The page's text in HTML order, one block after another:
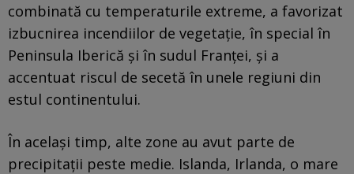
combinată cu temperaturile extreme, a favorizat
izbucnirea incendiilor de vegetație, în special în
Peninsula Iberică și în sudul Franței, și a
accentuat riscul de secetă în unele regiuni din
estul continentului.
În același timp, alte zone au avut parte de
precipitații peste medie. Islanda, Irlanda, o mare